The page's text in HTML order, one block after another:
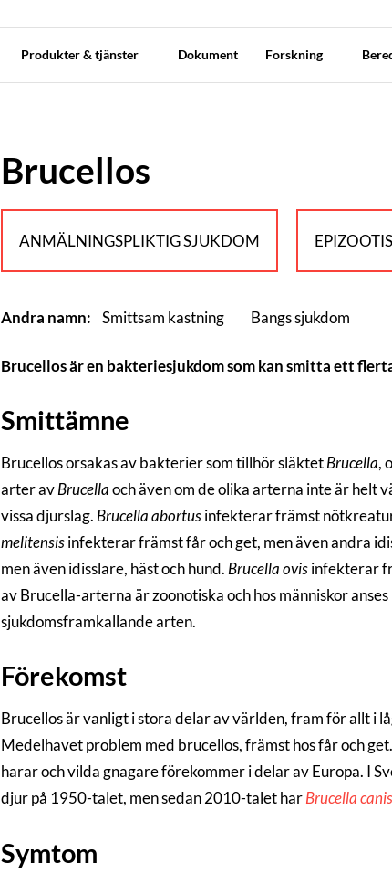
Produkter & tjänster Dokument Forskning
Brucellos
ANMÄLNINGSPLIKTIG SJUKDOM
Andra namn: Smittsam kastning Bangs sjukdom
Brucellos är en bakteriesjukdom som kan smitta ett
Smittämne
Brucellos orsakas av bakterier som tillhör släktetBrucella,
arter avBrucellaoch även om de olika arterna inte är helt
vissa djurslag. Brucella abortusinfekterar främst
melitensisinfekterar främst får och get, men även andra
men även idisslare, häst och hund. Brucella ovisinfekterar
av Brucella-arterna är zoonotiska och hos människor
sjukdomsframkallande arten.
Förekomst
Brucellos är vanligt i stora delar av världen, fram för allt i
Medelhavet problem med brucellos, främst hos får och
harar och vilda gnagare förekommer i delar av Europa. I
djur på 1950-talet, men sedan 2010-talet harBrucella canis
Symtom